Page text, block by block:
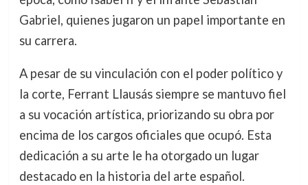
Gabriel, quienes jugaron un papel importante en
su carrera.
A pesar de su vinculación con el poder político y
la corte, Ferrant Llausás siempre se mantuvo fiel
a su vocación artística, priorizando su obra por
encima de los cargos oficiales que ocupó. Esta
dedicación a su arte le ha otorgado un lugar
destacado en la historia del arte español.